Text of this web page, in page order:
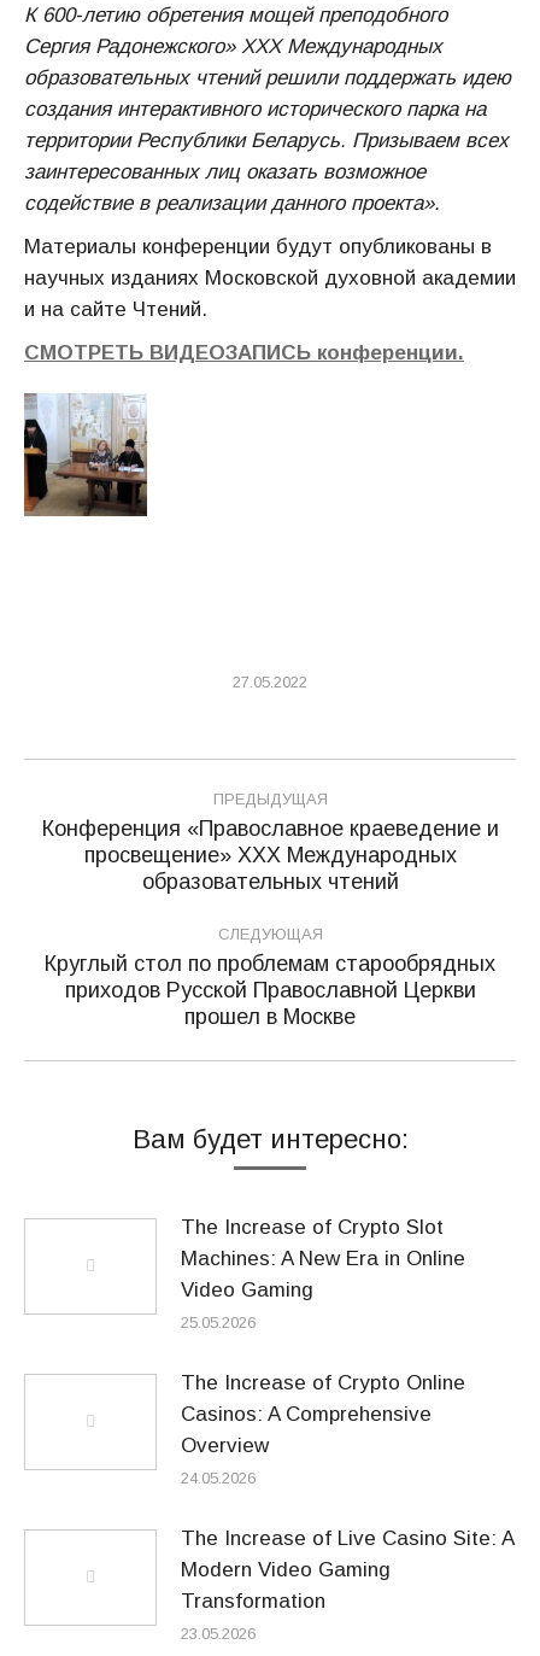
К 600-летию обретения мощей преподобного
Сергия Радонежского» ХХХ Международных
образовательных чтений решили поддержать идею
создания интерактивного исторического парка на
территории Республики Беларусь. Призываем всех
заинтересованных лиц оказать возможное
содействие в реализации данного проекта».
Материалы конференции будут опубликованы в
научных изданиях Московской духовной академии
и на сайте Чтений.
СМОТРЕТЬ ВИДЕОЗАПИСЬ конференции.
27.05.2022
Навигация
по
записям
ПРЕДЫДУЩАЯ
Предыдущая
запись:
Конференция «Православное краеведение и
просвещение» ХХХ Международных
образовательных чтений
СЛЕДУЮЩАЯ
Следующая
запись:
Круглый стол по проблемам старообрядных
приходов Русской Православной Церкви
прошел в Москве
Вам будет интересно:
The Increase of Crypto Slot
Machines: A New Era in Online
Video Gaming
25.05.2026
The Increase of Crypto Online
Casinos: A Comprehensive
Overview
24.05.2026
The Increase of Live Casino Site: A
Modern Video Gaming
Transformation
23.05.2026